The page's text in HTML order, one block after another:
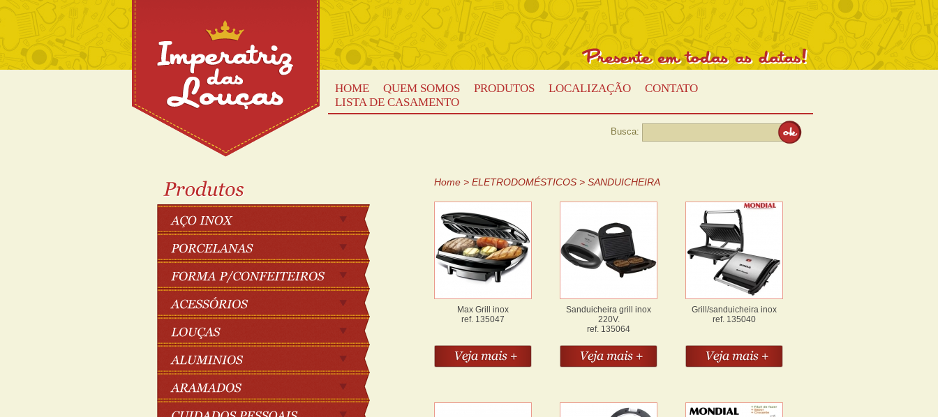
HOME QUEM SOMOS PRODUTOS LOCALIZAÇÃO
CONTATO
LISTA DE CASAMENTO
Busca:
Home > ELETRODOMÉSTICOS > SANDUICHEIRA
Max Grill inox
ref. 135047
Sanduicheira grill inox
220V.
ref. 135064
Grill/sanduicheira inox
ref. 135040